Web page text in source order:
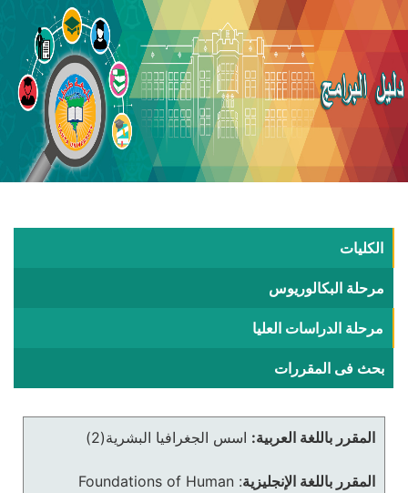
الكليات
مرحلة البكالوريوس
مرحلة الدراسات العليا
بحث فى المقررات
المقرر باللغة العربية: اسس الجغرافيا البشرية(2)
المقرر باللغة الإنجليزية:
Foundations of Human